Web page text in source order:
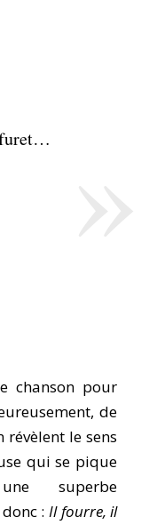
chanson pour
de
le sens
qui se pique
superbe
: Il fourre, il